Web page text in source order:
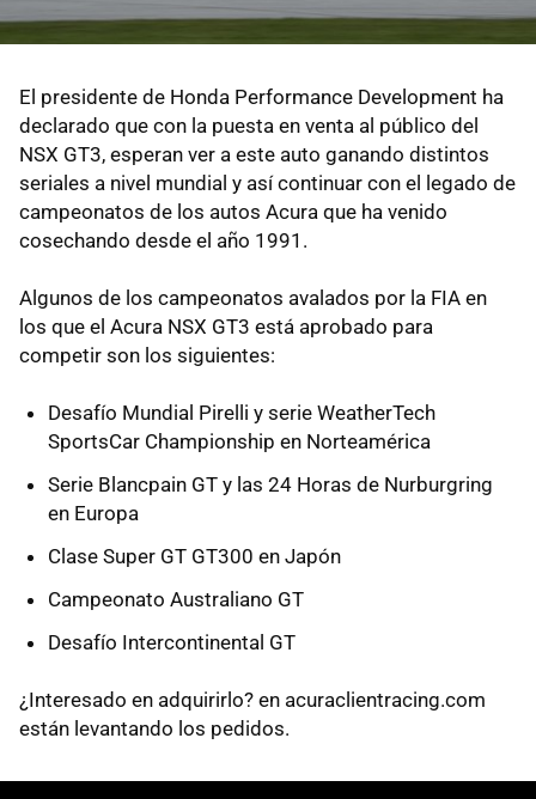
El presidente de Honda Performance Development ha
declarado que con la puesta en venta al público del
NSX GT3, esperan ver a este auto ganando distintos
seriales a nivel mundial y así continuar con el legado de
campeonatos de los autos Acura que ha venido
cosechando desde el año 1991.
Algunos de los campeonatos avalados por la FIA en
los que el Acura NSX GT3 está aprobado para
competir son los siguientes:
Desafío Mundial Pirelli y serie WeatherTech
SportsCar Championship en Norteamérica
Serie Blancpain GT y las 24 Horas de Nurburgring
en Europa
Clase Super GT GT300 en Japón
Campeonato Australiano GT
Desafío Intercontinental GT
¿Interesado en adquirirlo? en acuraclientracing.com
están levantando los pedidos.